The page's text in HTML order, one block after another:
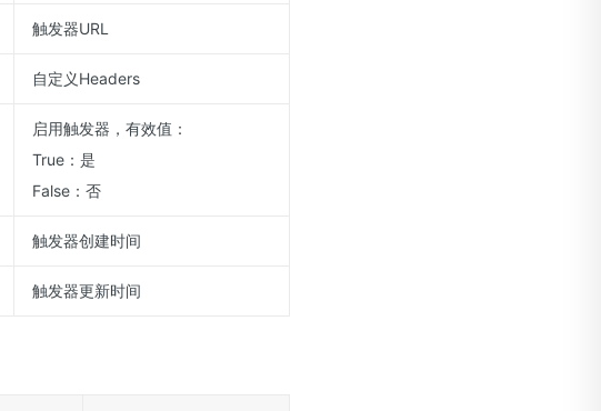
触发器URL
自定义Headers
启用触发器，有效值：
True：是
False：否
触发器创建时间
触发器更新时间